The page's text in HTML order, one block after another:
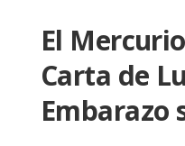
El
Carta de
Embarazo